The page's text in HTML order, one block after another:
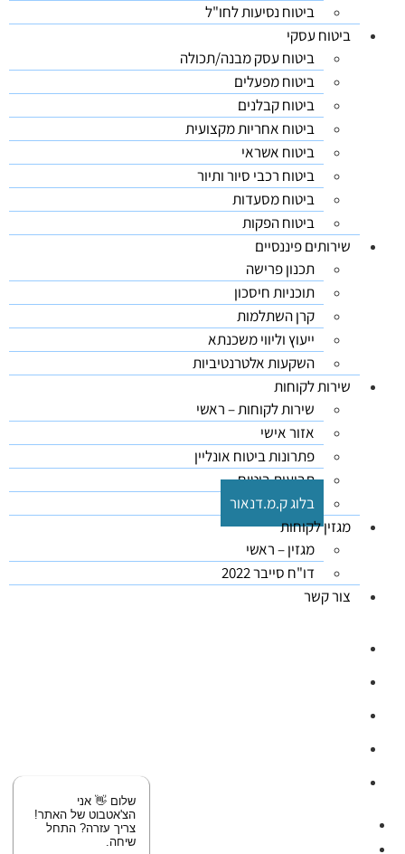
ביטוח נסיעות לחו"ל
ביטוח עסקי
ביטוח עסק מבנה/תכולה
ביטוח מפעלים
ביטוח קבלנים
ביטוח אחריות מקצועית
ביטוח אשראי
ביטוח רכבי סיור ותיור
ביטוח מסעדות
ביטוח הפקות
שירותים פיננסיים
תכנון פרישה
תוכניות חיסכון
קרן השתלמות
ייעוץ וליווי משכנתא
השקעות אלטרנטיביות
שירות לקוחות
שירות לקוחות – ראשי
אזור אישי
פתרונות ביטוח אונליין
תביעות ביטוח
בלוג ק.מ.דנאור
מגזין לקוחות
מגזין – ראשי
דו"ח סייבר 2022
צור קשר
שלום 👋 אני
הצ'אטבוט של האתר!
צריך עזרה? התחל
שיחה.